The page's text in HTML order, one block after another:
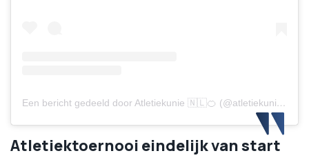
Een bericht gedeeld door Atletiekunie 🇳🇱🍊 (@atletiekunienl)
Atletiektoernooi eindelijk van start